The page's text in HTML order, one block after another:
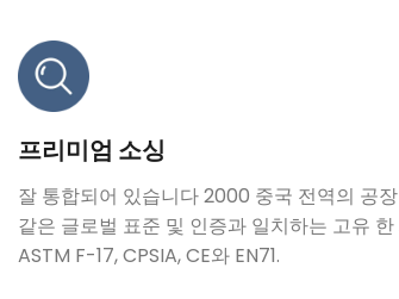
프리미엄 소싱
잘 통합되어 있습니다 2000 중국 전역의 공
같은 글로벌 표준 및 인증과 일치하는 고유
ASTM F-17, CPSIA, CE와 EN71.